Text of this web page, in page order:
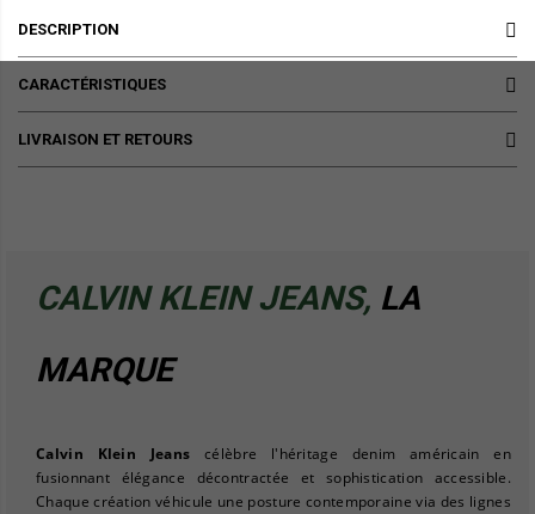
DESCRIPTION
CARACTÉRISTIQUES
LIVRAISON ET RETOURS
CALVIN KLEIN JEANS, LA
MARQUE
Calvin Klein Jeans célèbre l'héritage denim américain en
fusionnant élégance décontractée et sophistication accessible.
Chaque création véhicule une posture contemporaine via des lignes